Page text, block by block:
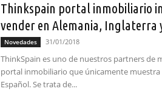
Thinkspain portal inmobiliario
vender en Alemania, Inglaterra
Novedades 31/01/2018
ThinkSpain es uno de nuestros partners de
portal inmobiliario que únicamente
Español. Se trata de...